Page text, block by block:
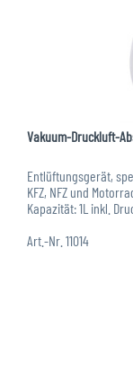
Vakuum-Druckluft-
Entlüftungsgerät,
KFZ, NFZ und
Kapazität: 1L inkl.
Art.-Nr. 11014